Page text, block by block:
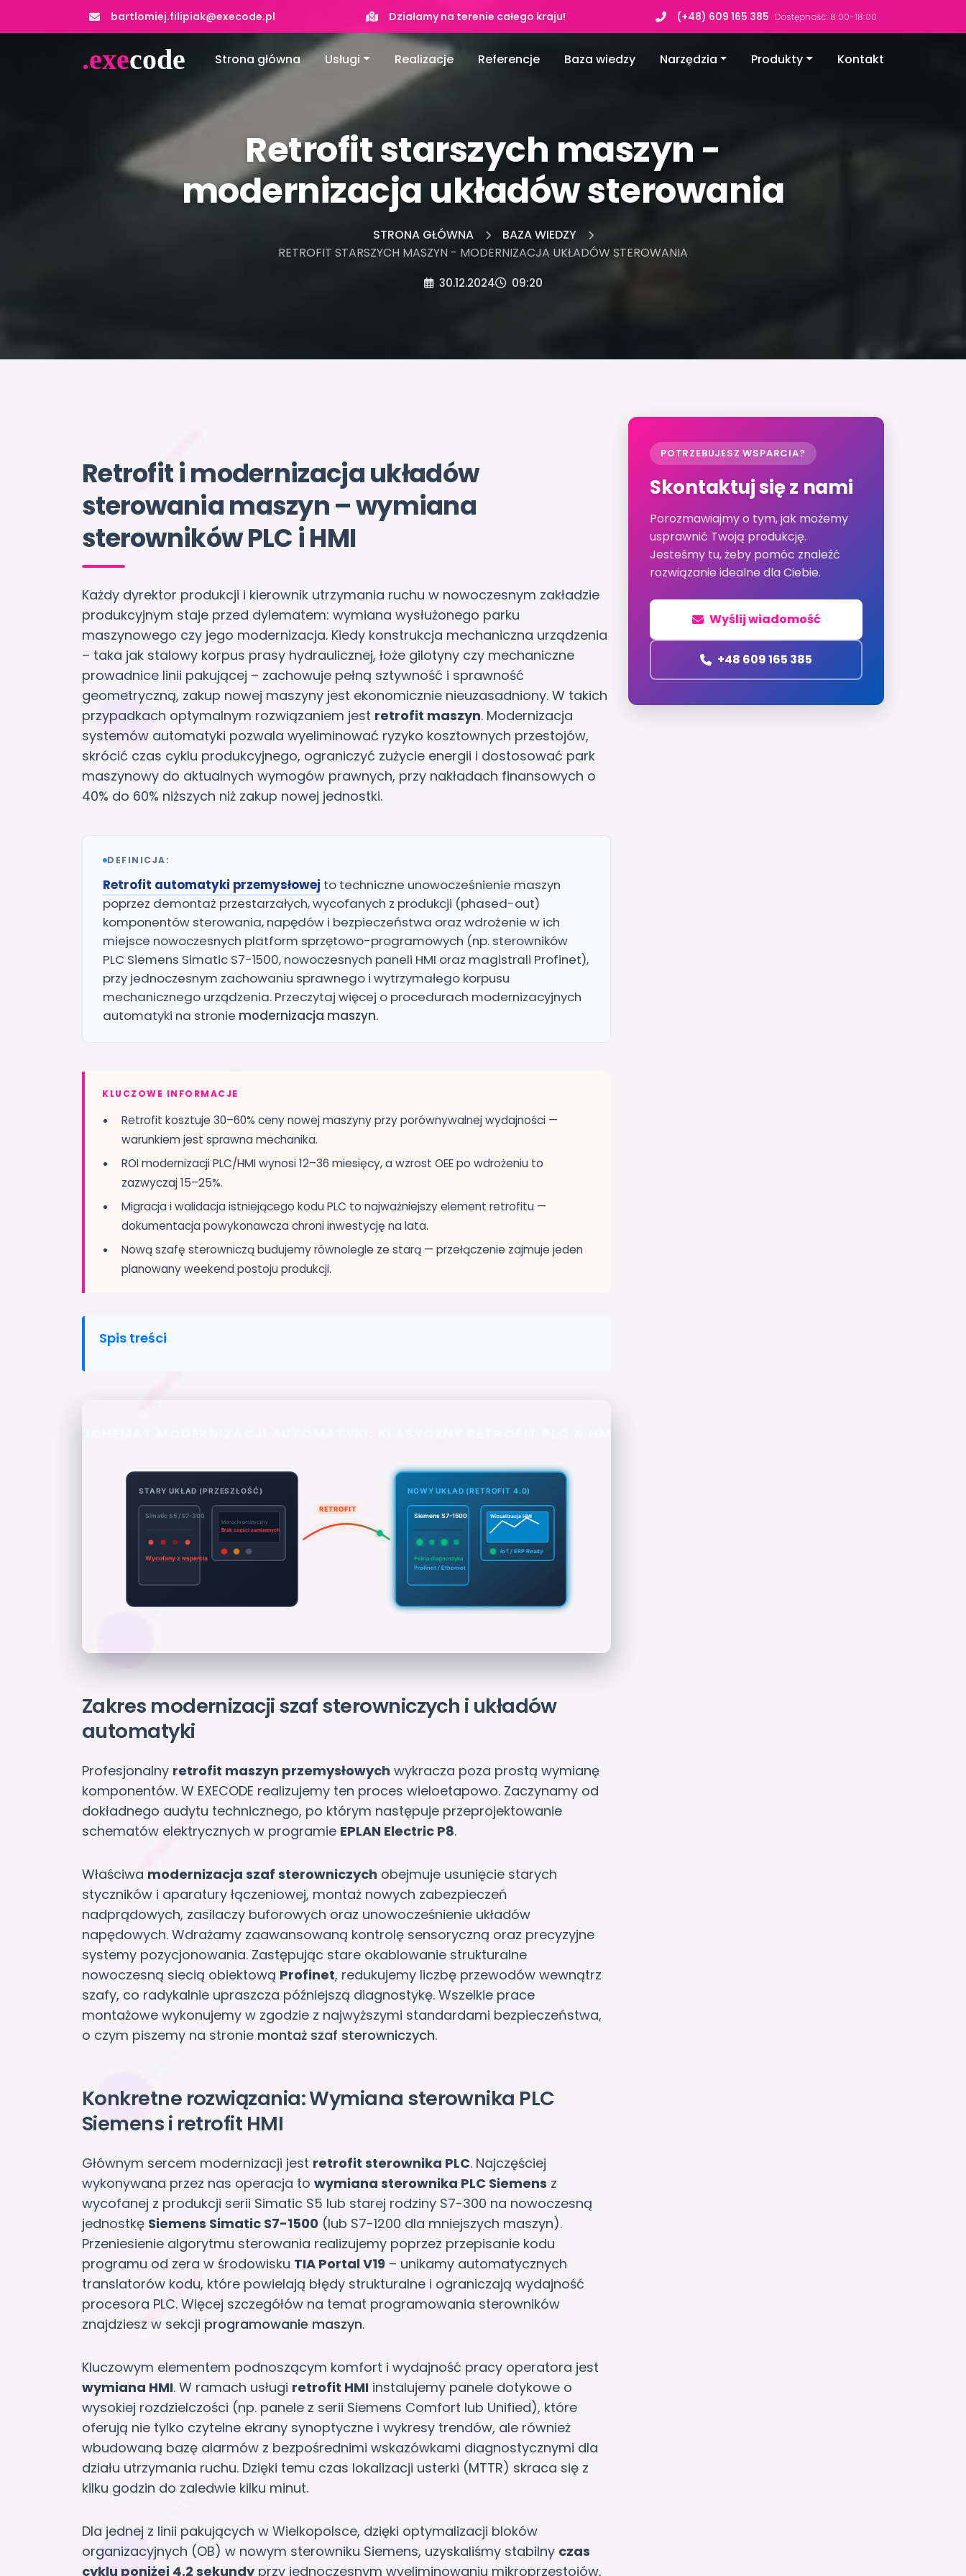
bartlomiej.filipiak@execode.pl Działamy na terenie całego kraju! (+48) 609 165 385 Dostępność: 8:00-18:00
.execode Strona główna Usługi Realizacje Referencje Baza wiedzy Narzędzia Produkty Kontakt
Retrofit starszych maszyn -
modernizacja układów sterowania
STRONA GŁÓWNA
BAZA WIEDZY
RETROFIT STARSZYCH MASZYN - MODERNIZACJA UKŁADÓW STEROWANIA
30.12.2024 09:20
Retrofit i modernizacja układów
sterowania maszyn – wymiana
sterowników PLC i HMI
Każdy dyrektor produkcji i kierownik utrzymania ruchu w nowoczesnym zakładzie
produkcyjnym staje przed dylematem: wymiana wysłużonego parku
maszynowego czy jego modernizacja. Kiedy konstrukcja mechaniczna urządzenia
– taka jak stalowy korpus prasy hydraulicznej, łoże gilotyny czy mechaniczne
prowadnice linii pakującej – zachowuje pełną sztywność i sprawność
geometryczną, zakup nowej maszyny jest ekonomicznie nieuzasadniony. W takich
przypadkach optymalnym rozwiązaniem jest retrofit maszyn. Modernizacja
systemów automatyki pozwala wyeliminować ryzyko kosztownych przestojów,
skrócić czas cyklu produkcyjnego, ograniczyć zużycie energii i dostosować park
maszynowy do aktualnych wymogów prawnych, przy nakładach finansowych o
40% do 60% niższych niż zakup nowej jednostki.
DEFINICJA:
Retrofit automatyki przemysłowej to techniczne unowocześnienie maszyn
poprzez demontaż przestarzałych, wycofanych z produkcji (phased-out)
komponentów sterowania, napędów i bezpieczeństwa oraz wdrożenie w ich
miejsce nowoczesnych platform sprzętowo-programowych (np. sterowników
PLC Siemens Simatic S7-1500, nowoczesnych paneli HMI oraz magistrali Profinet),
przy jednoczesnym zachowaniu sprawnego i wytrzymałego korpusu
mechanicznego urządzenia. Przeczytaj więcej o procedurach modernizacyjnych
automatyki na stronie modernizacja maszyn.
KLUCZOWE INFORMACJE
Retrofit kosztuje 30–60% ceny nowej maszyny przy porównywalnej wydajności —
warunkiem jest sprawna mechanika.
ROI modernizacji PLC/HMI wynosi 12–36 miesięcy, a wzrost OEE po wdrożeniu to
zazwyczaj 15–25%.
Migracja i walidacja istniejącego kodu PLC to najważniejszy element retrofitu —
dokumentacja powykonawcza chroni inwestycję na lata.
Nową szafę sterowniczą budujemy równolegle ze starą — przełączenie zajmuje jeden
planowany weekend postoju produkcji.
Spis treści
STARY UKŁAD (PRZESZŁOŚĆ)
Simatic S5 / S7-300
Wycofany z wsparcia
Monochromatyczny
Brak części zamiennych
RETROFIT
NOWY UKŁAD (RETROFIT 4.0)
Siemens S7-1500
Pełna diagnostyka
Profinet / Ethernet
Wizualizacja HMI
IoT / ERP Ready
Zakres modernizacji szaf sterowniczych i układów
automatyki
Profesjonalny retrofit maszyn przemysłowych wykracza poza prostą wymianę
komponentów. W EXECODE realizujemy ten proces wieloetapowo. Zaczynamy od
dokładnego audytu technicznego, po którym następuje przeprojektowanie
schematów elektrycznych w programie EPLAN Electric P8.
Właściwa modernizacja szaf sterowniczych obejmuje usunięcie starych
styczników i aparatury łączeniowej, montaż nowych zabezpieczeń
nadprądowych, zasilaczy buforowych oraz unowocześnienie układów
napędowych. Wdrażamy zaawansowaną kontrolę sensoryczną oraz precyzyjne
systemy pozycjonowania. Zastępując stare okablowanie strukturalne
nowoczesną siecią obiektową Profinet, redukujemy liczbę przewodów wewnątrz
szafy, co radykalnie upraszcza późniejszą diagnostykę. Wszelkie prace
montażowe wykonujemy w zgodzie z najwyższymi standardami bezpieczeństwa,
o czym piszemy na stronie montaż szaf sterowniczych.
Konkretne rozwiązania: Wymiana sterownika PLC
Siemens i retrofit HMI
Głównym sercem modernizacji jest retrofit sterownika PLC. Najczęściej
wykonywana przez nas operacja to wymiana sterownika PLC Siemens z
wycofanej z produkcji serii Simatic S5 lub starej rodziny S7-300 na nowoczesną
jednostkę Siemens Simatic S7-1500 (lub S7-1200 dla mniejszych maszyn).
Przeniesienie algorytmu sterowania realizujemy poprzez przepisanie kodu
programu od zera w środowisku TIA Portal V19 – unikamy automatycznych
translatorów kodu, które powielają błędy strukturalne i ograniczają wydajność
procesora PLC. Więcej szczegółów na temat programowania sterowników
znajdziesz w sekcji programowanie maszyn.
Kluczowym elementem podnoszącym komfort i wydajność pracy operatora jest
wymiana HMI. W ramach usługi retrofit HMI instalujemy panele dotykowe o
wysokiej rozdzielczości (np. panele z serii Siemens Comfort lub Unified), które
oferują nie tylko czytelne ekrany synoptyczne i wykresy trendów, ale również
wbudowaną bazę alarmów z bezpośrednimi wskazówkami diagnostycznymi dla
działu utrzymania ruchu. Dzięki temu czas lokalizacji usterki (MTTR) skraca się z
kilku godzin do zaledwie kilku minut.
Dla jednej z linii pakujących w Wielkopolsce, dzięki optymalizacji bloków
organizacyjnych (OB) w nowym sterowniku Siemens, uzyskaliśmy stabilny czas
cyklu poniżej 4.2 sekundyprzy jednoczesnym wyeliminowaniu mikroprzestojów,
POTRZEBUJESZ WSPARCIA?
Skontaktuj się z nami
Porozmawiajmy o tym, jak możemy
usprawnić Twoją produkcję.
Jesteśmy tu, żeby pomóc znaleźć
rozwiązanie idealne dla Ciebie.
Wyślij wiadomość
+48 609 165 385